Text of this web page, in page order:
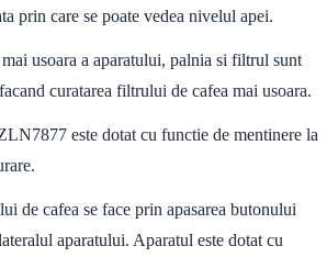
prin care se poate vedea nivelul apei.
usoara a aparatului, palnia si filtrul sunt
curatarea filtrului de cafea mai usoara.
este dotat cu functie de mentinere la
de cafea se face prin apasarea butonului
aparatului. Aparatul este dotat cu